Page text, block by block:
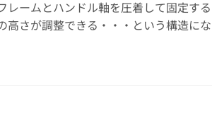
レームとハンドル軸を圧着して固定
高さが調整できる・・・という構造